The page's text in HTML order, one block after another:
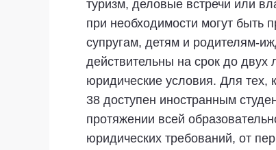
туризм, деловые встречи или
при необходимости могут быть
супругам, детям и родителям-
действительны на срок до
юридические условия. Для тех,
38 доступен иностранным
протяжении всей
юридических требований, от